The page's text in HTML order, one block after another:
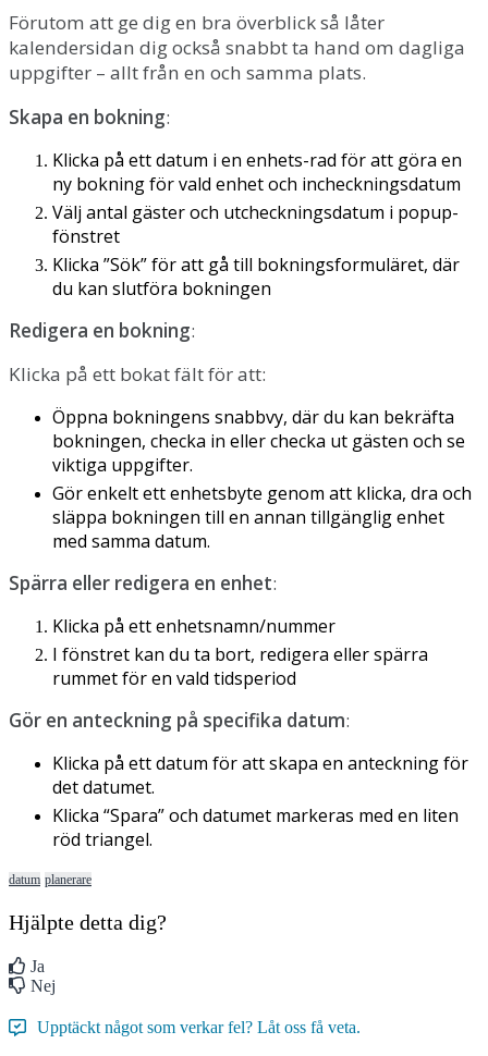
Förutom att ge digen bra överblickså låter
kalendersidan digockså snabbtta hand om dagliga
uppgifter – alltfrån en och samma plats.
Skapa en bokning:
Klicka på ettdatum i en enhets-rad föratt göra en
ny bokningförvald enhetoch incheckningsdatum
Välj antal gästeroch utcheckningsdatum i popup-
fönstret
Klicka ”Sök”föratt gå till bokningsformuläret, där
du kan slutföra bokningen
Redigera en bokning:
Klicka på ett bokatfältföratt:
Öppna bokningens snabbvy, därdu kan bekräfta
bokningen, checka in ellerchecka ut gästen och se
viktiga uppgifter.
Görenkeltettenhetsbyte genom att klicka, dra och
släppa bokningen till en annan tillgängligenhet
med samma datum.
Spärra eller redigera en enhet:
Klicka på ettenhetsnamn/nummer
I fönstret kan du ta bort, redigera ellerspärra
rummetfören vald tidsperiod
Gör en anteckning på specifika datum:
Klicka på ettdatum förattskapa en anteckningför
detdatumet.
Klicka “Spara”och datumet markeras med en liten
röd triangel.
datum planerare
Hjälpte detta dig?
Ja
Nej
Upptäckt något som verkar fel? Låt oss få veta.